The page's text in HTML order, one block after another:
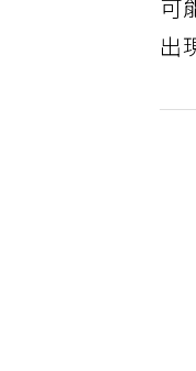
可
出